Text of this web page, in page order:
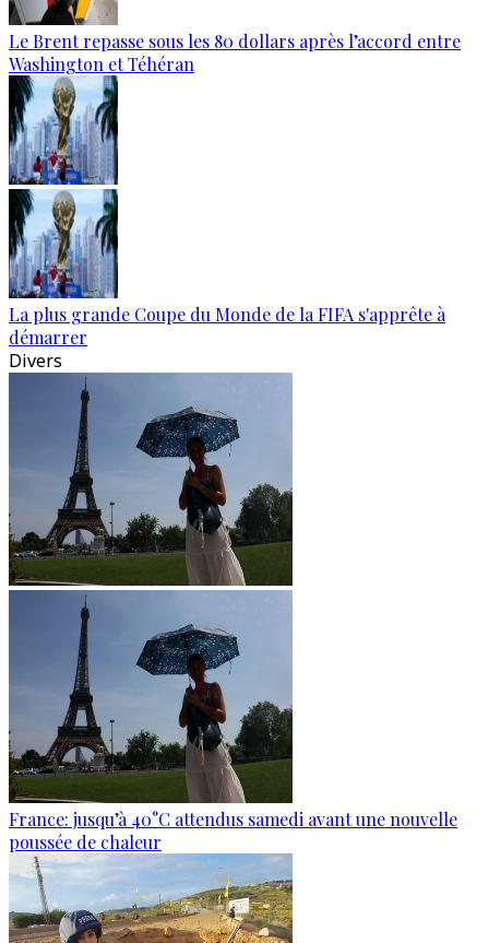
Le Brent repasse sous les 80 dollars après l’accord entre
Washington et Téhéran
La plus grande Coupe du Monde de la FIFA s'apprête à
démarrer
Divers
France: jusqu’à 40°C attendus samedi avant une nouvelle
poussée de chaleur